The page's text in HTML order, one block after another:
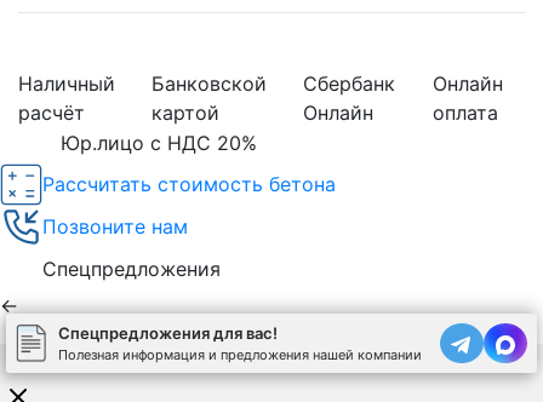
Наличный
расчёт
Банковской
картой
Сбербанк
Онлайн
Онлайн
оплата
Юр.лицо с НДС 20%
Спецпредложения для вас!
Полезная информация и предложения нашей компании
Рассчитать стоимость бетона
Позвоните нам
Спецпредложения
←
Используя сайт, вы соглашаетесь на обработку cookies